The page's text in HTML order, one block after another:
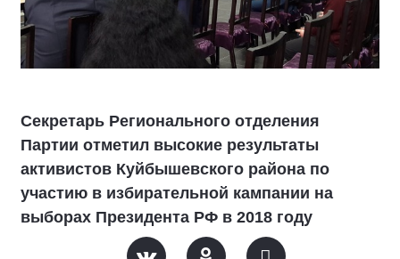
Секретарь Регионального отделения
Партии отметил высокие результаты
активистов Куйбышевского района по
участию в избирательной кампании на
выборах Президента РФ в 2018 году